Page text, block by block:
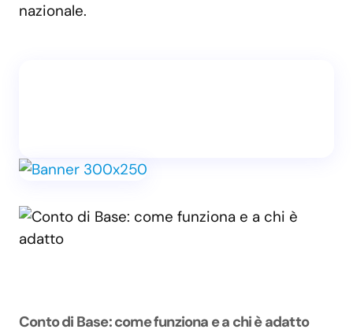
nazionale.
Conto di Base: come funziona e a chi è adatto